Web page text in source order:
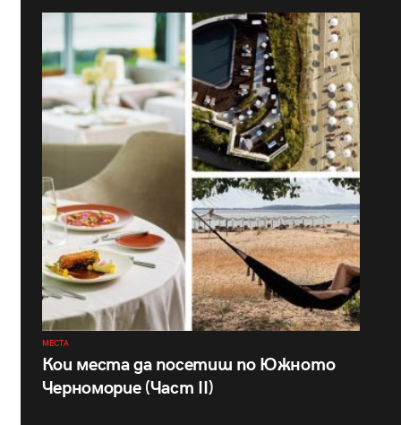
МЕСТА
Кои места да посетиш по Южното
Черноморие (Част II)